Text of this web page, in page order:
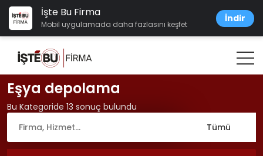
İşte Bu Firma
Mobil uygulamada daha fazlasını keşfet
İndir
Eşya depolama
Bu Kategoride 13 sonuç bulundu